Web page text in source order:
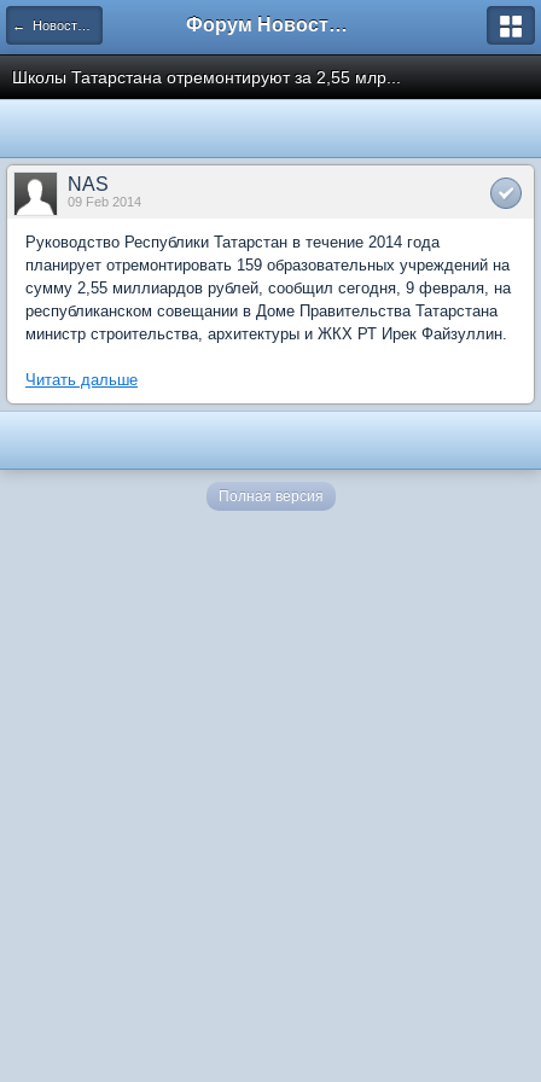
← Новости рынка недвижимости Форум Новостройки
Школы Татарстана отремонтируют за 2,55 млр...
NAS
09 Feb 2014
Руководство Республики Татарстан в течение 2014 года
планирует отремонтировать 159 образовательных учреждений на
сумму 2,55 миллиардов рублей, сообщил сегодня, 9 февраля, на
республиканском совещании в Доме Правительства Татарстана
министр строительства, архитектуры и ЖКХ РТ Ирек Файзуллин.
Читать дальше
Полная версия